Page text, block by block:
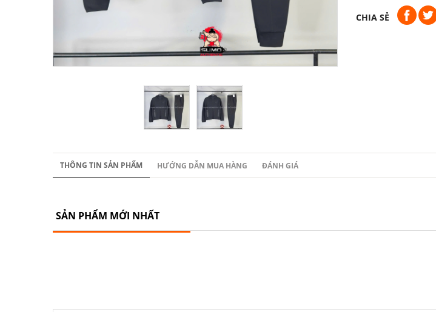
CHIA SẺ
THÔNG TIN SẢN PHẨM HƯỚNG DẪN MUA HÀNG ĐÁNH GIÁ
SẢN PHẨM MỚI NHẤT